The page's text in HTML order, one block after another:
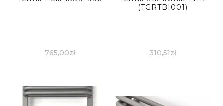
765,00zł
(TGRTBI001)
310,51zł